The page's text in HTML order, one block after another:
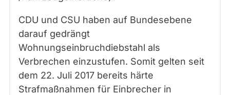
CDU und CSU haben auf Bundesebene
darauf gedrängt
Wohnungseinbruchdiebstahl als
Verbrechen einzustufen. Somit gelten seit
dem 22. Juli 2017 bereits härte
Strafmaßnahmen für Einbrecher in